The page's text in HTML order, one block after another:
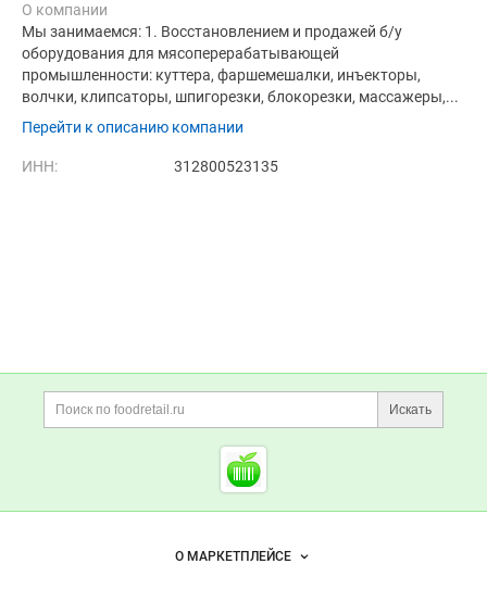
О компании
Мы занимаемся: 1. Восстановлением и продажей б/у
оборудования для мясоперерабатывающей
промышленности: куттера, фаршемешалки, инъекторы,
волчки, клипсаторы, шпигорезки, блокорезки, массажеры,...
Перейти к описанию компании
ИНН: 312800523135
Дополнительная информация
Поиск по сайту и
Искать
Cсылки на полезные
Foodretail.ru
— продукты
Важные разделы и контакты
Навигация по сайтуО МАРКЕТПЛЕЙСЕ